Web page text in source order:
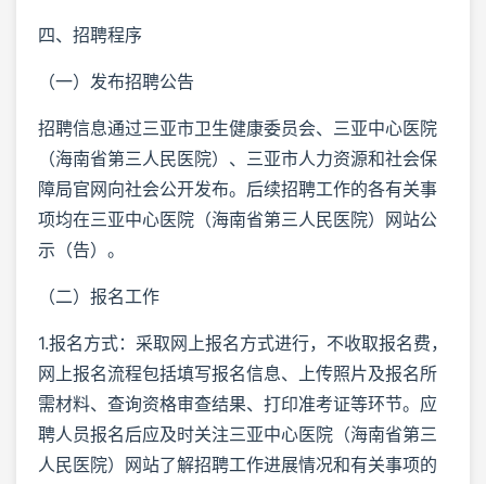
四、招聘程序
（一）发布招聘公告
招聘信息通过三亚市卫生健康委员会、三亚中心医院
（海南省第三人民医院）、三亚市人力资源和社会保
障局官网向社会公开发布。后续招聘工作的各有关事
项均在三亚中心医院（海南省第三人民医院）网站公
示（告）。
（二）报名工作
1.报名方式：采取网上报名方式进行，不收取报名费，
网上报名流程包括填写报名信息、上传照片及报名所
需材料、查询资格审查结果、打印准考证等环节。应
聘人员报名后应及时关注三亚中心医院（海南省第三
人民医院）网站了解招聘工作进展情况和有关事项的